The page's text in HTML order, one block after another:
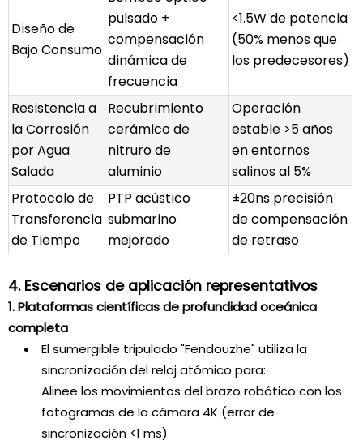
Diseño de
Bajo Consumo
pulsado +
compensación
dinámica de
frecuencia
<1.5W de potencia
(50% menos que
los predecesores)
Resistencia a
la Corrosión
por Agua
Salada
Recubrimiento
cerámico de
nitruro de
aluminio
Operación
estable >5 años
en entornos
salinos al 5%
Protocolo de
Transferencia
de Tiempo
PTP acústico
submarino
mejorado
±20ns precisión
de compensación
de retraso
4. Escenarios de aplicación representativos
1. Plataformas científicas de profundidad oceánica
completa
El sumergible tripulado "Fendouzhe" utiliza la
sincronización del reloj atómico para:
Alinee los movimientos del brazo robótico con los
fotogramas de la cámara 4K (error de
sincronización <1 ms)